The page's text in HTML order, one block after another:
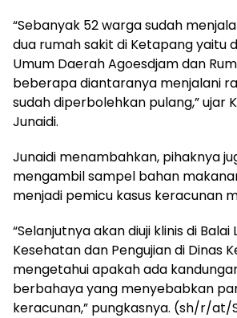
“Sebanyak 52 warga sudah
dua rumah sakit di Ketapang yaitu
Umum Daerah Agoesdjam dan
beberapa diantaranya menjalani
sudah diperbolehkan pulang,” ujar
Junaidi.
Junaidi menambahkan, pihaknya
mengambil sampel bahan
menjadi pemicu kasus keracunan
“Selanjutnya akan diuji klinis di
Kesehatan dan Pengujian di Dinas
mengetahui apakah ada
berbahaya yang menyebabkan
keracunan,” pungkasnya. (sh/r/at/